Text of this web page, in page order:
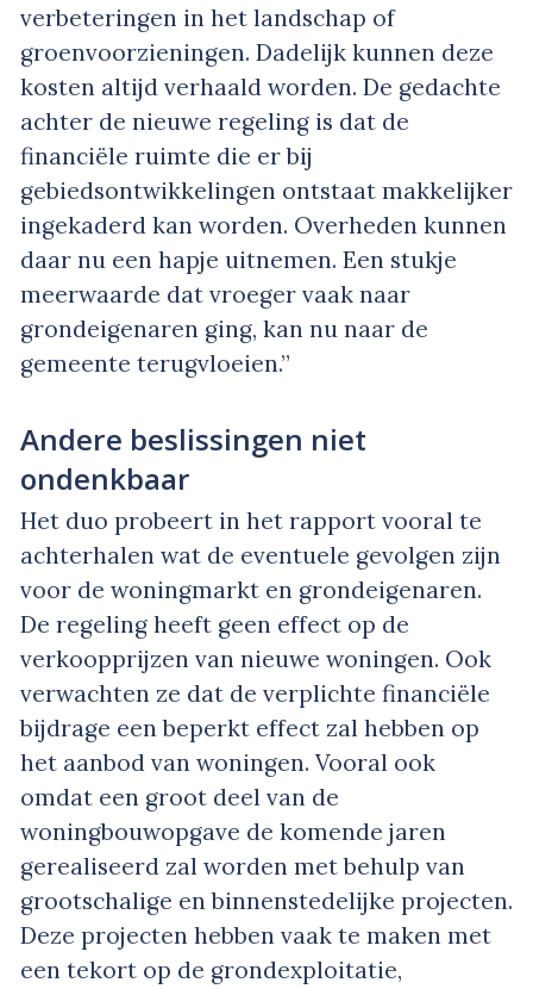
verbeteringen in het landschap of
groenvoorzieningen. Dadelijk kunnen deze
kosten altijd verhaald worden. De gedachte
achter de nieuwe regeling is dat de
financiële ruimte die er bij
gebiedsontwikkelingen ontstaat makkelijker
ingekaderd kan worden. Overheden kunnen
daar nu een hapje uitnemen. Een stukje
meerwaarde dat vroeger vaak naar
grondeigenaren ging, kan nu naar de
gemeente terugvloeien.”
Andere beslissingen niet
ondenkbaar
Het duo probeert in het rapport vooral te
achterhalen wat de eventuele gevolgen zijn
voor de woningmarkt en grondeigenaren.
De regeling heeft geen effect op de
verkoopprijzen van nieuwe woningen. Ook
verwachten ze dat de verplichte financiële
bijdrage een beperkt effect zal hebben op
het aanbod van woningen. Vooral ook
omdat een groot deel van de
woningbouwopgave de komende jaren
gerealiseerd zal worden met behulp van
grootschalige en binnenstedelijke projecten.
Deze projecten hebben vaak te maken met
een tekort op de grondexploitatie,